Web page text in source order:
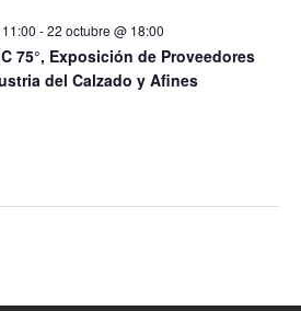
-22 octubre @ 18:00
75°, Exposición de Proveedores
del Calzado y Afines